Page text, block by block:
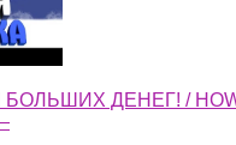
ДЕНЕГ! /